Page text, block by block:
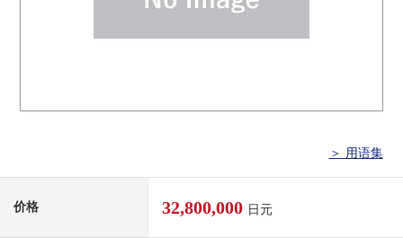
＞ 用语集
价格 32,800,000 日元